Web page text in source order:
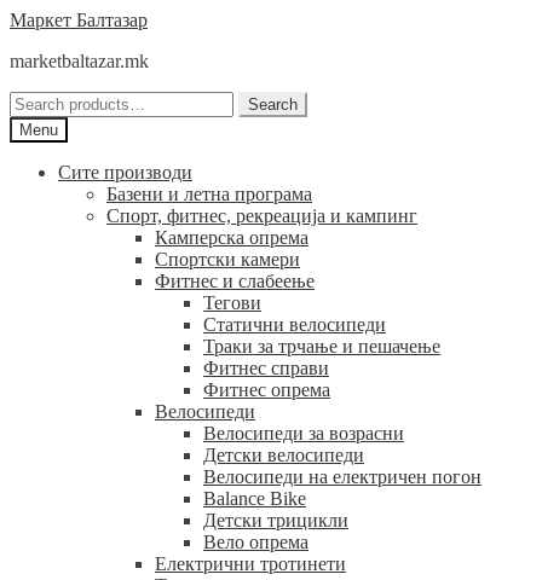
Skip
navigation
Skip
content
Маркет Балтазар
marketbaltazar.mk
Search
for:
Search
Menu
Сите производи
Базени и летна програма
Спорт, фитнес, рекреација и кампинг
Камперска опрема
Спортски камери
Фитнес и слабеење
Тегови
Статични велосипеди
Траки за трчање и пешачење
Фитнес справи
Фитнес опрема
Велосипеди
Велосипеди за возрасни
Детски велосипеди
Велосипеди на електричен погон
Balance Bike
Детски трицикли
Вело опрема
Електрични тротинети